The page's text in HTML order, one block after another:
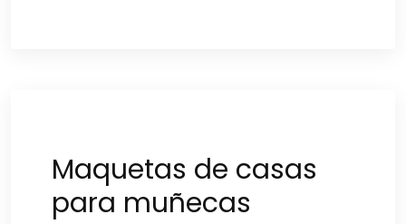
Maquetas de casas
para muñecas